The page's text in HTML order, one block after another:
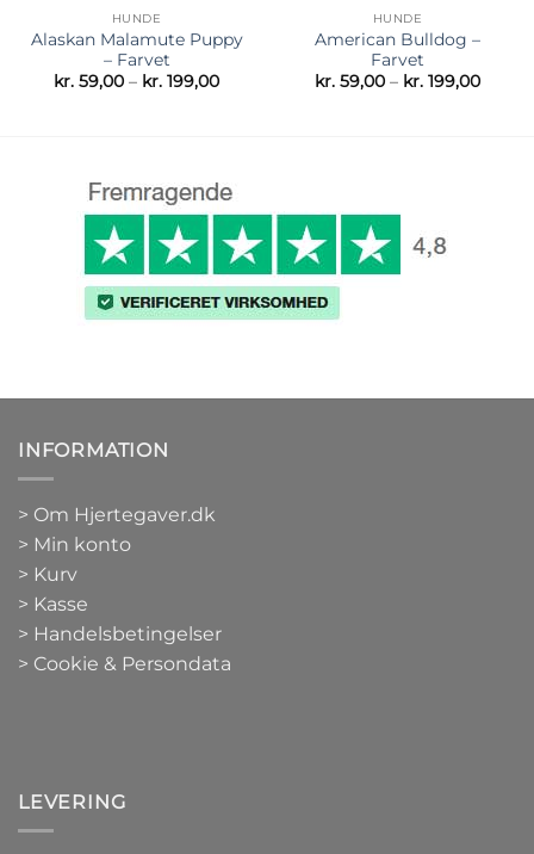
HUNDE
Alaskan Malamute Puppy
– Farvet
kr. 59,00 – kr. 199,00Prisinterval:
HUNDE
American Bulldog –
Farvet
kr. 59,00 – kr. 199,00
INFORMATION
> Om Hjertegaver.dk
> Min konto
> Kurv
> Kasse
> Handelsbetingelser
> Cookie & Persondata
LEVERING